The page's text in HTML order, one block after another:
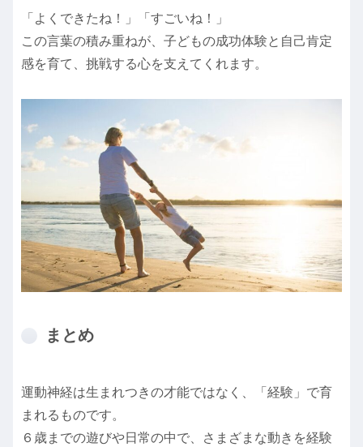
「よくできたね！」「すごいね！」
この言葉の積み重ねが、子どもの成功体験と自己肯定
感を育て、挑戦する心を支えてくれます。
まとめ
運動神経は生まれつきの才能ではなく、「経験」で育
まれるものです。
６歳までの遊びや日常の中で、さまざまな動きを経験